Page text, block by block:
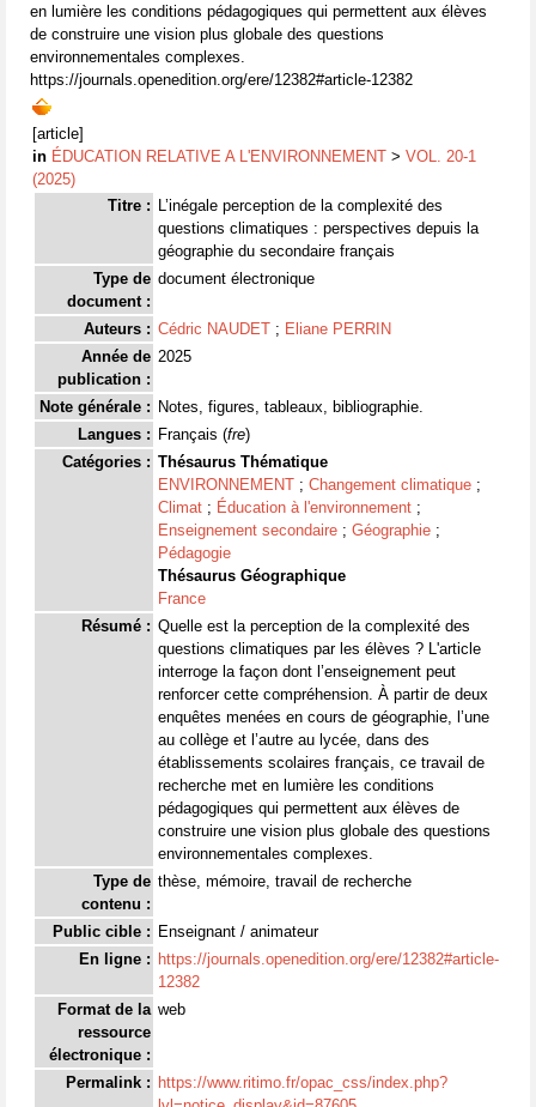
en lumière les conditions pédagogiques qui permettent aux élèves
de construire une vision plus globale des questions
environnementales complexes.
https://journals.openedition.org/ere/12382#article-12382
[article]
in ÉDUCATION RELATIVE A L'ENVIRONNEMENT > VOL. 20-1
(2025)
Titre : L’inégale perception de la complexité des
questions climatiques : perspectives depuis la
géographie du secondaire français
Type de
document :
document électronique
Auteurs : Cédric NAUDET ; Eliane PERRIN
Année de
publication :
2025
Note générale : Notes, figures, tableaux, bibliographie.
Langues : Français (fre)
Catégories : Thésaurus Thématique
ENVIRONNEMENT ; Changement climatique ;
Climat ; Éducation à l'environnement ;
Enseignement secondaire ; Géographie ;
Pédagogie
Thésaurus Géographique
France
Résumé : Quelle est la perception de la complexité des
questions climatiques par les élèves ? L'article
interroge la façon dont l’enseignement peut
renforcer cette compréhension. À partir de deux
enquêtes menées en cours de géographie, l’une
au collège et l’autre au lycée, dans des
établissements scolaires français, ce travail de
recherche met en lumière les conditions
pédagogiques qui permettent aux élèves de
construire une vision plus globale des questions
environnementales complexes.
Type de
contenu :
thèse, mémoire, travail de recherche
Public cible : Enseignant / animateur
En ligne : https://journals.openedition.org/ere/12382#article-
12382
Format de la
ressource
électronique :
web
Permalink : https://www.ritimo.fr/opac_css/index.php?